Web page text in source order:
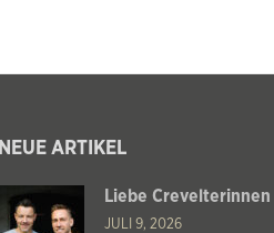
NEUE ARTIKEL
Liebe
JULI 9, 2026